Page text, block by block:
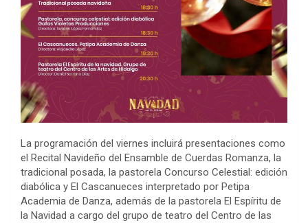
La programación del viernes incluirá presentaciones como
el Recital Navideño del Ensamble de Cuerdas Romanza, la
tradicional posada, la pastorela Concurso Celestial: edición
diabólica y El Cascanueces interpretado por Petipa
Academia de Danza, además de la pastorela El Espíritu de
la Navidad a cargo del grupo de teatro del Centro de las